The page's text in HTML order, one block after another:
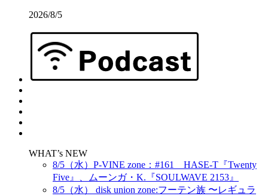
2026/8/5
WHAT’s NEW
8/5（水）P-VINE zone：#161 HASE-T『Twenty
Five』、ムーンガ・K.『SOULWAVE 2153』
8/5（水） disk union zone:フーテン族 〜レギュラ